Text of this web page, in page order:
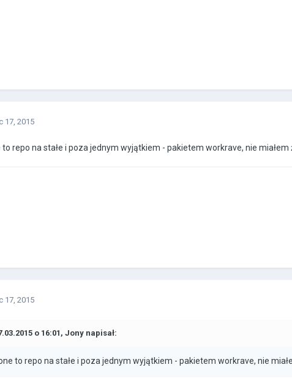
17, 2015
to repo na stałe i poza jednym wyjątkiem - pakietem workrave, nie
17, 2015
o 16:01, Jony napisał:
to repo na stałe i poza jednym wyjątkiem - pakietem workrave, nie